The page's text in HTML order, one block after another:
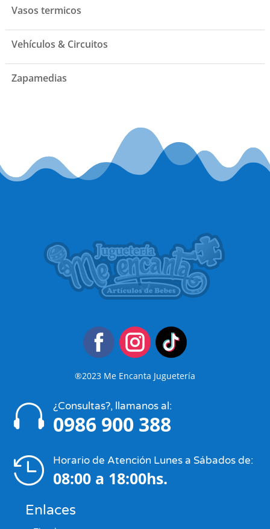
Vasos termicos
Vehículos & Circuitos
Zapamedias
®2023 Me Encanta Juguetería
 ¿Consultas?, llamanos al:
0986 900 388
 Horario de Atención Lunes a Sábados de:
08:00 a 18:00hs.
Enlaces